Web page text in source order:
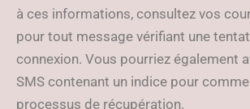
à ces informations, consultez vos
pour tout message vérifiant une
connexion. Vous pourriez également
SMS contenant un indice pour
processus de récupération.